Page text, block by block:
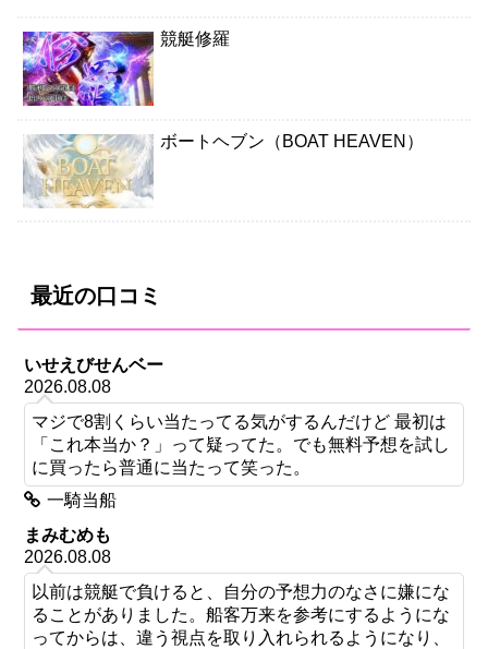
競艇修羅
ボートヘブン（BOAT HEAVEN）
最近の口コミ
いせえびせんベー
2026.08.08
マジで8割くらい当たってる気がするんだけど 最初は
「これ本当か？」って疑ってた。でも無料予想を試し
に買ったら普通に当たって笑った。
一騎当船
まみむめも
2026.08.08
以前は競艇で負けると、自分の予想力のなさに嫌にな
ることがありました。船客万来を参考にするようにな
ってからは、違う視点を取り入れられるようになり、